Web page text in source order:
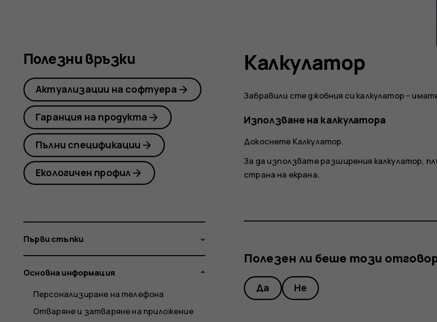
Nokia
8
Sirocco
Калкулатор
Забравили сте джобния си калкулатор –
Използване на калкулатора
Докоснете Калкулатор.
За да използвате разширения калкулатор,
страна на екрана.
Полезен ли беше този
Да Не
Полезни връзки
Актуализации на софтуера
Гаранция на продукта
Пълни спецификации
Екологичен профил
Първи стъпки
Основна информация
Персонализиране на телефона
Отваряне и затваряне на приложение